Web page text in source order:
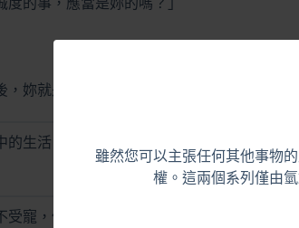
雖然您可以主張任何其他事物
權。這兩個系列僅由
，妳就是我的貼身侍女。」
的生活，但心中的疑問卻未曾消散。她依然
受寵，但卻是一位聰慧的女性。她的舉止